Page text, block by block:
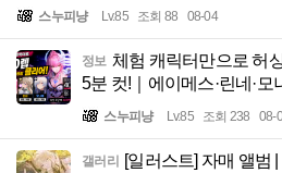
스누피냥 Lv.85 조회 88 08-04
정보 체험 캐릭터만으로 허
5분 컷!｜에이메스·린네·모
스누피냥 Lv.85 조회 238 08-
갤러리
[일러스트] 자매 앨범